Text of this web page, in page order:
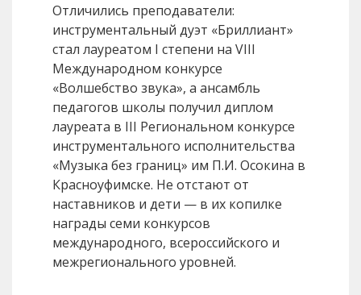
Отличились преподаватели:
инструментальный дуэт «Бриллиант»
стал лауреатом I степени на VIII
Международном конкурсе
«Волшебство звука», а ансамбль
педагогов школы получил диплом
лауреата в III Региональном конкурсе
инструментального исполнительства
«Музыка без границ» им П.И. Осокина в
Красноуфимске. Не отстают от
наставников и дети — в их копилке
награды семи конкурсов
международного, всероссийского и
межрегионального уровней.